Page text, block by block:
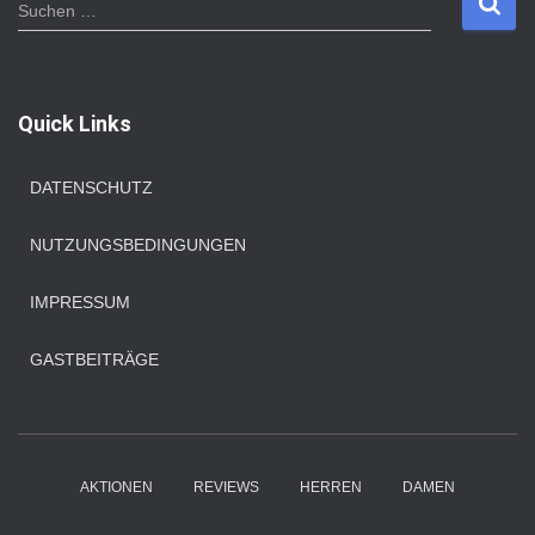
u
n
Suchen …
Quick Links
DATENSCHUTZ
NUTZUNGSBEDINGUNGEN
IMPRESSUM
GASTBEITRÄGE
AKTIONEN REVIEWS HERREN DAMEN